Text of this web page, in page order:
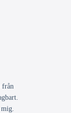
från